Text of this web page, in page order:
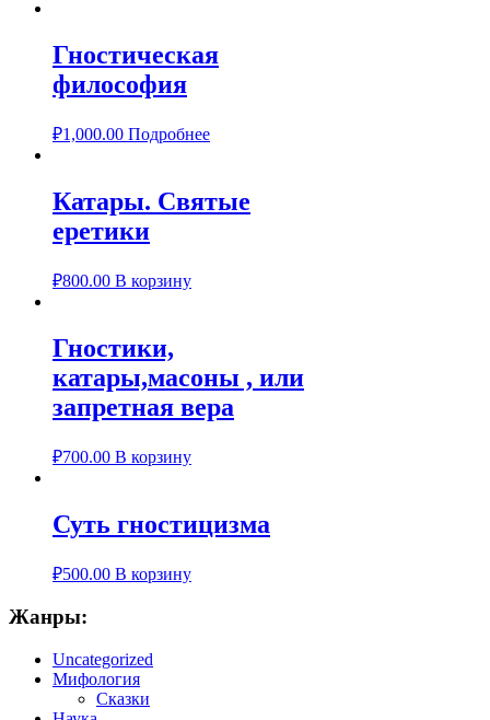
Гностическая
философия
₽1,000.00 Подробнее
Катары. Святые
еретики
₽800.00 В корзину
Гностики,
катары,масоны , или
запретная вера
₽700.00 В корзину
Суть гностицизма
₽500.00 В корзину
Жанры:
Uncategorized
Мифология
Сказки